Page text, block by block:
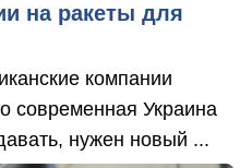
на ракеты для
компании
современная Украина
нужен новый ...